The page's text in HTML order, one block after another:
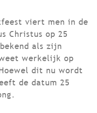
viert men in de
Christus op 25
als zijn
werkelijk op
dit nu wordt
de datum 25